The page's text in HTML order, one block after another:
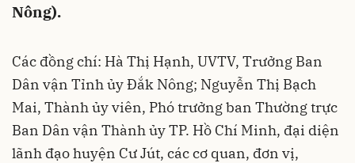
Nông).
Các đồng chí: Hà Thị Hạnh, UVTV, Trưởng Ban
Dân vận Tỉnh ủy Đắk Nông; Nguyễn Thị Bạch
Mai, Thành ủy viên, Phó trưởng ban Thường trực
Ban Dân vận Thành ủy TP. Hồ Chí Minh, đại diện
lãnh đạo huyện Cư Jút, các cơ quan, đơn vị,